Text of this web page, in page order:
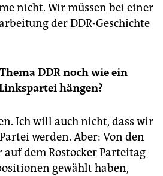
nicht. Wir müssen bei einer
der DDR-Geschichte
DDR noch wie ein
hängen?
Ich will auch nicht, dass wir
werden. Aber: Von den
dem Rostocker Parteitag
gewählt haben,